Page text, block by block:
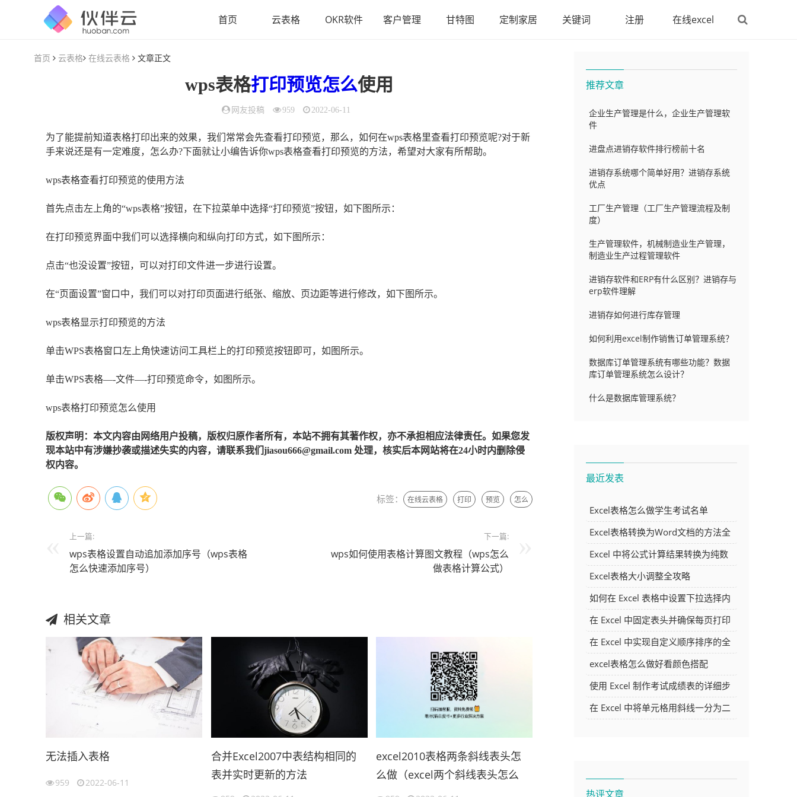
首页 云表格 OKR软件 客户管理 甘特图 定制家居 关键词 注册 在线excel
首页 云表格 在线云表格 文章正文
wps表格打印预览怎么使用
网友投稿 959 2022-06-11
为了能提前知道表格打印出来的效果，我们常常会先查看打印预览，那么，如何在wps表格里查看打印预览呢?对于新
手来说还是有一定难度，怎么办?下面就让小编告诉你wps表格查看打印预览的方法，希望对大家有所帮助。
wps表格查看打印预览的使用方法
首先点击左上角的“wps表格”按钮，在下拉菜单中选择“打印预览”按钮，如下图所示：
在打印预览界面中我们可以选择横向和纵向打印方式，如下图所示：
点击“也没设置”按钮，可以对打印文件进一步进行设置。
在“页面设置”窗口中，我们可以对打印页面进行纸张、缩放、页边距等进行修改，如下图所示。
wps表格显示打印预览的方法
单击WPS表格窗口左上角快速访问工具栏上的打印预览按钮即可，如图所示。
单击WPS表格—-文件—-打印预览命令，如图所示。
wps表格打印预览怎么使用
版权声明：本文内容由网络用户投稿，版权归原作者所有，本站不拥有其著作权，亦不承担相应法律责任。如果您发
现本站中有涉嫌抄袭或描述失实的内容，请联系我们jiasou666@gmail.com 处理，核实后本网站将在24小时内删除侵
权内容。
标签： 在线云表格 打印 预览 怎么
上一篇:
wps表格设置自动追加添加序号（wps表格
怎么快速添加序号）
下一篇:
wps如何使用表格计算图文教程（wps怎么
做表格计算公式）
相关文章
无法插入表格
959 2022-06-11
合并Excel2007中表结构相同的
表并实时更新的方法
（2007excel合并工作表）
excel2010表格两条斜线表头怎
么做（excel两个斜线表头怎么
做）
推荐文章
企业生产管理是什么，企业生产管理软
件
进盘点进销存软件排行榜前十名
进销存系统哪个简单好用？进销存系统
优点
工厂生产管理（工厂生产管理流程及制
度）
生产管理软件，机械制造业生产管理，
制造业生产过程管理软件
进销存软件和ERP有什么区别？进销存与
erp软件理解
进销存如何进行库存管理
如何利用excel制作销售订单管理系统？
数据库订单管理系统有哪些功能？数据
库订单管理系统怎么设计？
什么是数据库管理系统？
最近发表
Excel表格怎么做学生考试名单
Excel表格转换为Word文档的方法全
解析
Excel 中将公式计算结果转换为纯数
字的多种方法
Excel表格大小调整全攻略
如何在 Excel 表格中设置下拉选择内
容
在 Excel 中固定表头并确保每页打印
时都显示表头的方法详解
在 Excel 中实现自定义顺序排序的全
面指南
excel表格怎么做好看颜色搭配
使用 Excel 制作考试成绩表的详细步
骤及技巧
在 Excel 中将单元格用斜线一分为二
热评文章